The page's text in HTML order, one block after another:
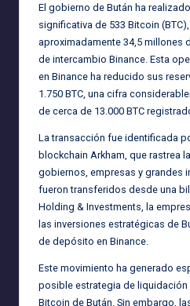
El gobierno de Bután ha
significativa de 533 Bitcoin
aproximadamente 34,5 millones
de intercambio Binance. Esta
en Binance ha reducido sus
1.750 BTC, una cifra
de cerca de 13.000 BTC
La transacción fue identificada
blockchain Arkham, que rastrea
gobiernos, empresas y grandes
fueron transferidos desde una
Holding & Investments, la
las inversiones estratégicas de
de depósito en Binance.
Este movimiento ha generado
posible estrategia de
Bitcoin de Bután. Sin embargo,